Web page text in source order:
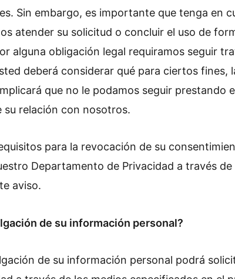
Sin embargo, es importante que tenga en
atender su solicitud o concluir el uso de
alguna obligación legal requiramos seguir
deberá considerar qué para ciertos fines,
que no le podamos seguir prestando
su relación con nosotros.
para la revocación de su
Departamento de Privacidad a través de
aviso.
de su información personal?
de su información personal podrá